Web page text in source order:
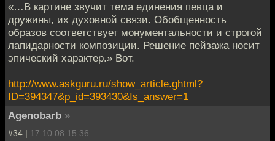
«…В картине звучит тема единения певца и
дружины, их духовной связи. Обобщенность
образов соответствует монументальности и строгой
лапидарности композиции. Решение пейзажа носит
эпический характер.» Вот.
http://www.askguru.ru/show_article.ghtml?
ID=394347&p_id=393430&Is_answer=1
Agenobarb »
#34 | 17.10.08 15:36